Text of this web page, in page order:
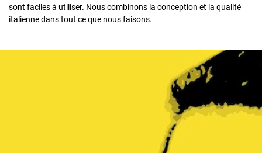
sont faciles à utiliser. Nous combinons la conception et la qualité
italienne dans tout ce que nous faisons.